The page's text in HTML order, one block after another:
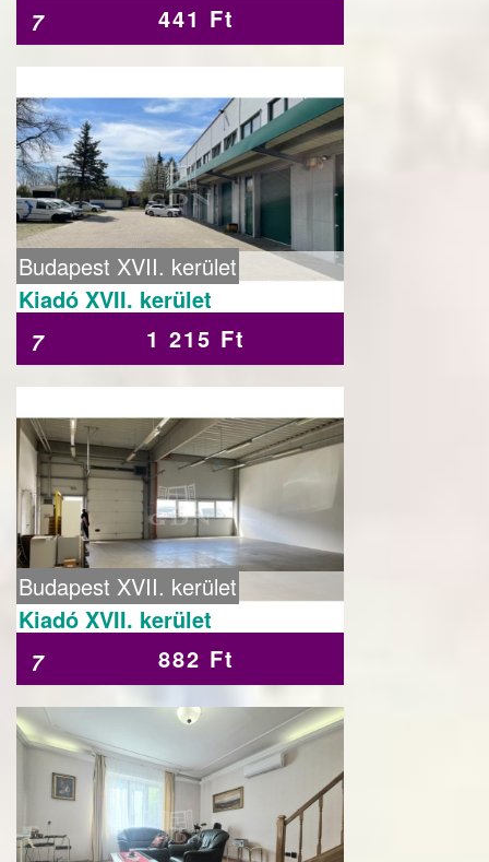
7 441 Ft
Budapest XVII. kerület
Kiadó XVII. kerület
7 1 215 Ft
Budapest XVII. kerület
Kiadó XVII. kerület
7 882 Ft